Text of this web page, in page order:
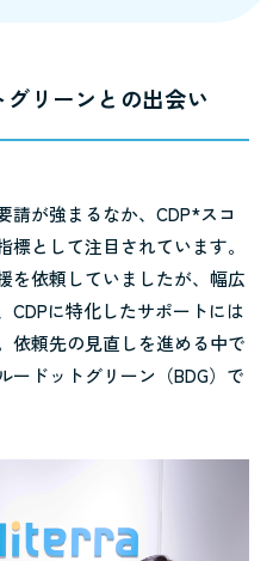
リーンとの出会い
請が強まるなか、CDP*スコ
として注目されています。
を依頼していましたが、幅広
CDPに特化したサポートには
依頼先の見直しを進める中で
ードットグリーン（BDG）で